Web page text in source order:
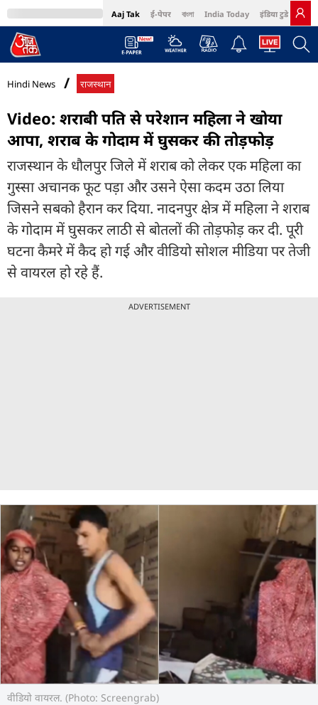
Aaj Tak ई-पेपर বাংলা India Today इंडिया टुडे हिंदी
MumbaiTak Cosmopolitan Harper's Bazaar Northeast
Hindi News राजस्थान
Video: शराबी पति से परेशान महिला ने खोया
आपा, शराब के गोदाम में घुसकर की तोड़फोड़
राजस्थान के धौलपुर जिले में शराब को लेकर एक महिला का
गुस्सा अचानक फूट पड़ा और उसने ऐसा कदम उठा लिया
जिसने सबको हैरान कर दिया. नादनपुर क्षेत्र में महिला ने शराब
के गोदाम में घुसकर लाठी से बोतलों की तोड़फोड़ कर दी. पूरी
घटना कैमरे में कैद हो गई और वीडियो सोशल मीडिया पर तेजी
से वायरल हो रहे हैं.
ADVERTISEMENT
वीडियो वायरल. (Photo: Screengrab)